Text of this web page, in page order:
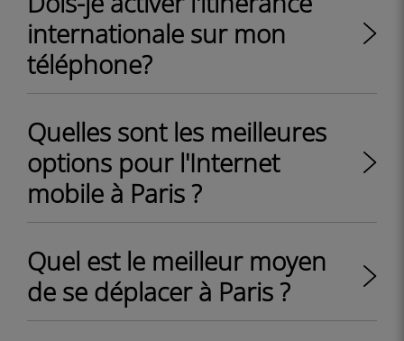
internationale sur mon
téléphone?
Quelles sont les meilleures
options pour l'Internet
mobile à Paris ?
Quel est le meilleur moyen
de se déplacer à Paris ?